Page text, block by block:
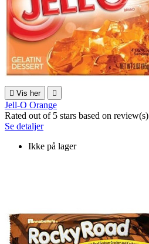
 Vis her 
Jell-O Orange
Rated out of 5 stars based on review(s)
Se detaljer
Ikke på lager